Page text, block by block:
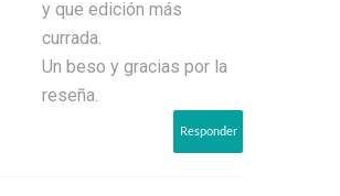
y que edición más
currada.
Un beso y gracias por la
reseña.
Responder